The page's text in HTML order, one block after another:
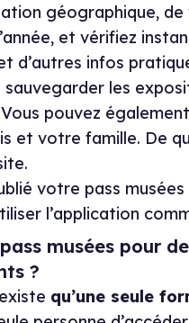
géographique, de
et vérifiez
d’autres infos
sauvegarder les
pouvez
et votre famille. De
votre pass
l’application
musées pour
?
qu’une seule